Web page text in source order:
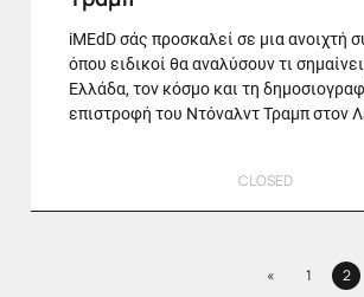
iMEdD σάς προσκαλεί σε μια ανοιχτή
όπου ειδικοί θα αναλύσουν τι
Ελλάδα, τον κόσμο και τη
επιστροφή του Ντόναλντ Τραμπ στον
CLOSED
«PreviousPage
1 2